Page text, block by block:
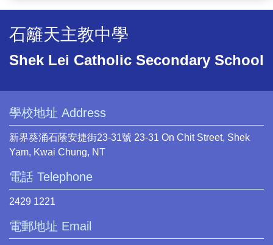
石籬天主教中學
Shek Lei Catholic Secondary School
學校地址 Address
新界葵涌石蔭安捷街23-31號 23-31 On Chit Street, Shek
Yam, Kwai Chung, NT
電話 Telephone
2429 1221
電郵地址 Email